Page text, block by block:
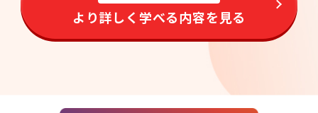
より詳しく学べる内容を見る